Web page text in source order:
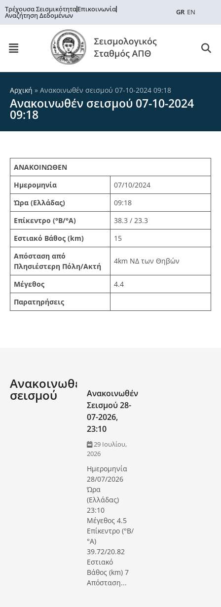
Τρέχουσα ΣεισμικότηταΕπικοινωνία
Αναζήτηση Δεδομένων GR EN
Αρχική » Ανακοινωθέν σεισμού 07-10-2024 09:18
Ανακοινωθέν σεισμού 07-10-2024
09:18
ΑΝΑΚΟΙΝΩΘΕΝ
Ημερομηνία
07/10/2024
Ώρα (Ελλάδας)
09:18
Επίκεντρο (°Β/°Α)
38.3 / 23.3
Εστιακό Βάθος (km)
15
Απόσταση από
Πλησιέστερη Πόλη/Ακτή
4km ΝΔ των Θηβών
Μέγεθος
4.4
Παρατηρήσεις
Ανακοινωθέν
σεισμού
Ανακοινωθέν
Σεισμού 28-
07-2026,
23:10
29 Ιουλίου,
2026
Ημερομηνία
28/07/2026
Ώρα
(Ελλάδας)
23:10
Μέγεθος 4.5
Επίκεντρο (°Β/
°Α)
39.72/20.82
Εστιακό
Βάθος (km) 7
Απόσταση...